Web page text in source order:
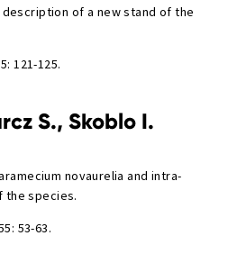
of a new stand of the
121-125.
S., Skoblo I.
novaurelia and intra-
species.
53-63.